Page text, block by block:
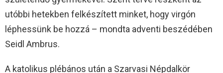
utóbbi hetekben felkészített minket, hogy virgón
léphessünk be hozzá – mondta adventi beszédében
Seidl Ambrus.
A katolikus plébános után a Szarvasi Népdalkör